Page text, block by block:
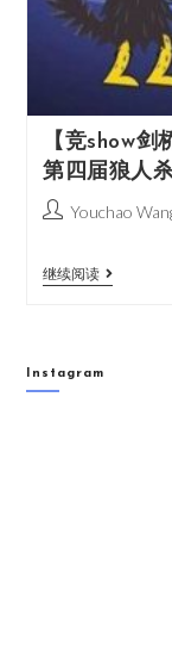
【竞show
第四届狼人
Youchao
继续阅读
Instagram